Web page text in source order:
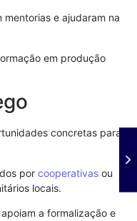
e ajudaram na
em produção
concretas para
por cooperativas ou
locais.
a formalização e